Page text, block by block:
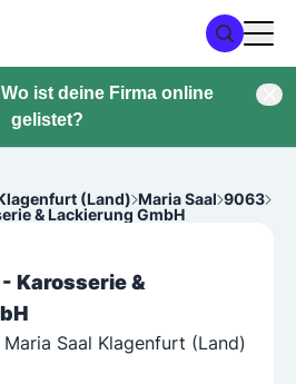
ist deine Firma online
gelistet?
(Land) Maria Saal 9063
& Lackierung GmbH
Karosserie &
Saal Klagenfurt (Land)